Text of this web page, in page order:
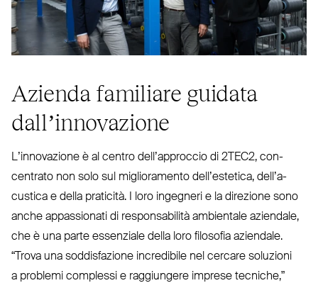
Azienda familiare guidata
dall’innovazione
L’in­no­vazione è al centro del­l’ap­proccio di 2TEC2, con­
centrato non solo sul miglio­ramento del­l’e­stetica, del­l’a­
custica e della praticità. I loro ingegneri e la direzione sono
anche appas­sionati di respon­sabilità ambientale aziendale,
che è una parte essenziale della loro filosofia aziendale.
“ Trova una sod­di­sfazione incredibile nel cercare soluzioni
a problemi complessi e rag­giungere imprese tecniche,”